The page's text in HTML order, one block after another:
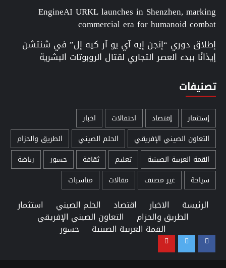
EngineAI URKL launches in Shenzhen, marking
commercial era for humanoid combat
إطلاق دوري “إنجن إيه آي يو آر كيه إل” في شنتشن
إيذانًا ببدء العصر التجاري لقتال الروبوتات البشرية
تصنيفات
إستثمار إقتصاد احتفالات
اخبار
التعاون الصيني الإفريقي
الحلم الصيني
الطريق والحزام
القمة العربية الصينية
تعليم ثقافة جسور
رياضة
سياحة
غير مصنف مقالات مناسبات
الرئيسة الاخبار اقتصاد الحلم الصيني استثمار
الطريق والحزام التعاون الصيني الإفريقي
القمة العربية الصينية جسور
Facebook
Twitter
Youtube